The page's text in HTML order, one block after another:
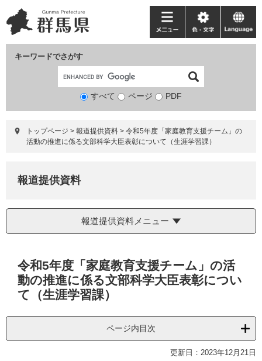
ー
ジ
ニ
ュ
て
キーワードでさがす
検
象
すべて ページ PDF
メ
ニ
ー
色・
文
language
トップページ > 報道提供資料 > 令和5年度「家庭教育支援チーム」の
活動の推進に係る文部科学大臣表彰について（生涯学習課）
報道提供資料
報道提供資料メニュー
令和5年度「家庭教育支援チーム」の活
動の推進に係る文部科学大臣表彰につい
て（生涯学習課）
ページ内目次
更新日：2023年12月21日